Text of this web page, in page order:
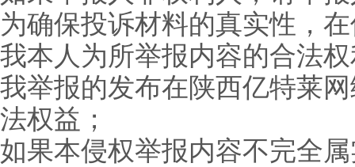
为确保投诉材料的真实性，
我本人为所举报内容的合法
我举报的发布在陕西亿特莱
法权益；
如果本侵权举报内容不完全